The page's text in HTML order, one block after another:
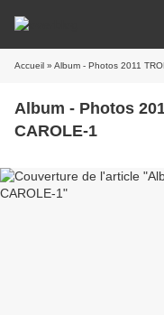
Accueil » Album - Photos 2011
Album - Photos
CAROLE-1